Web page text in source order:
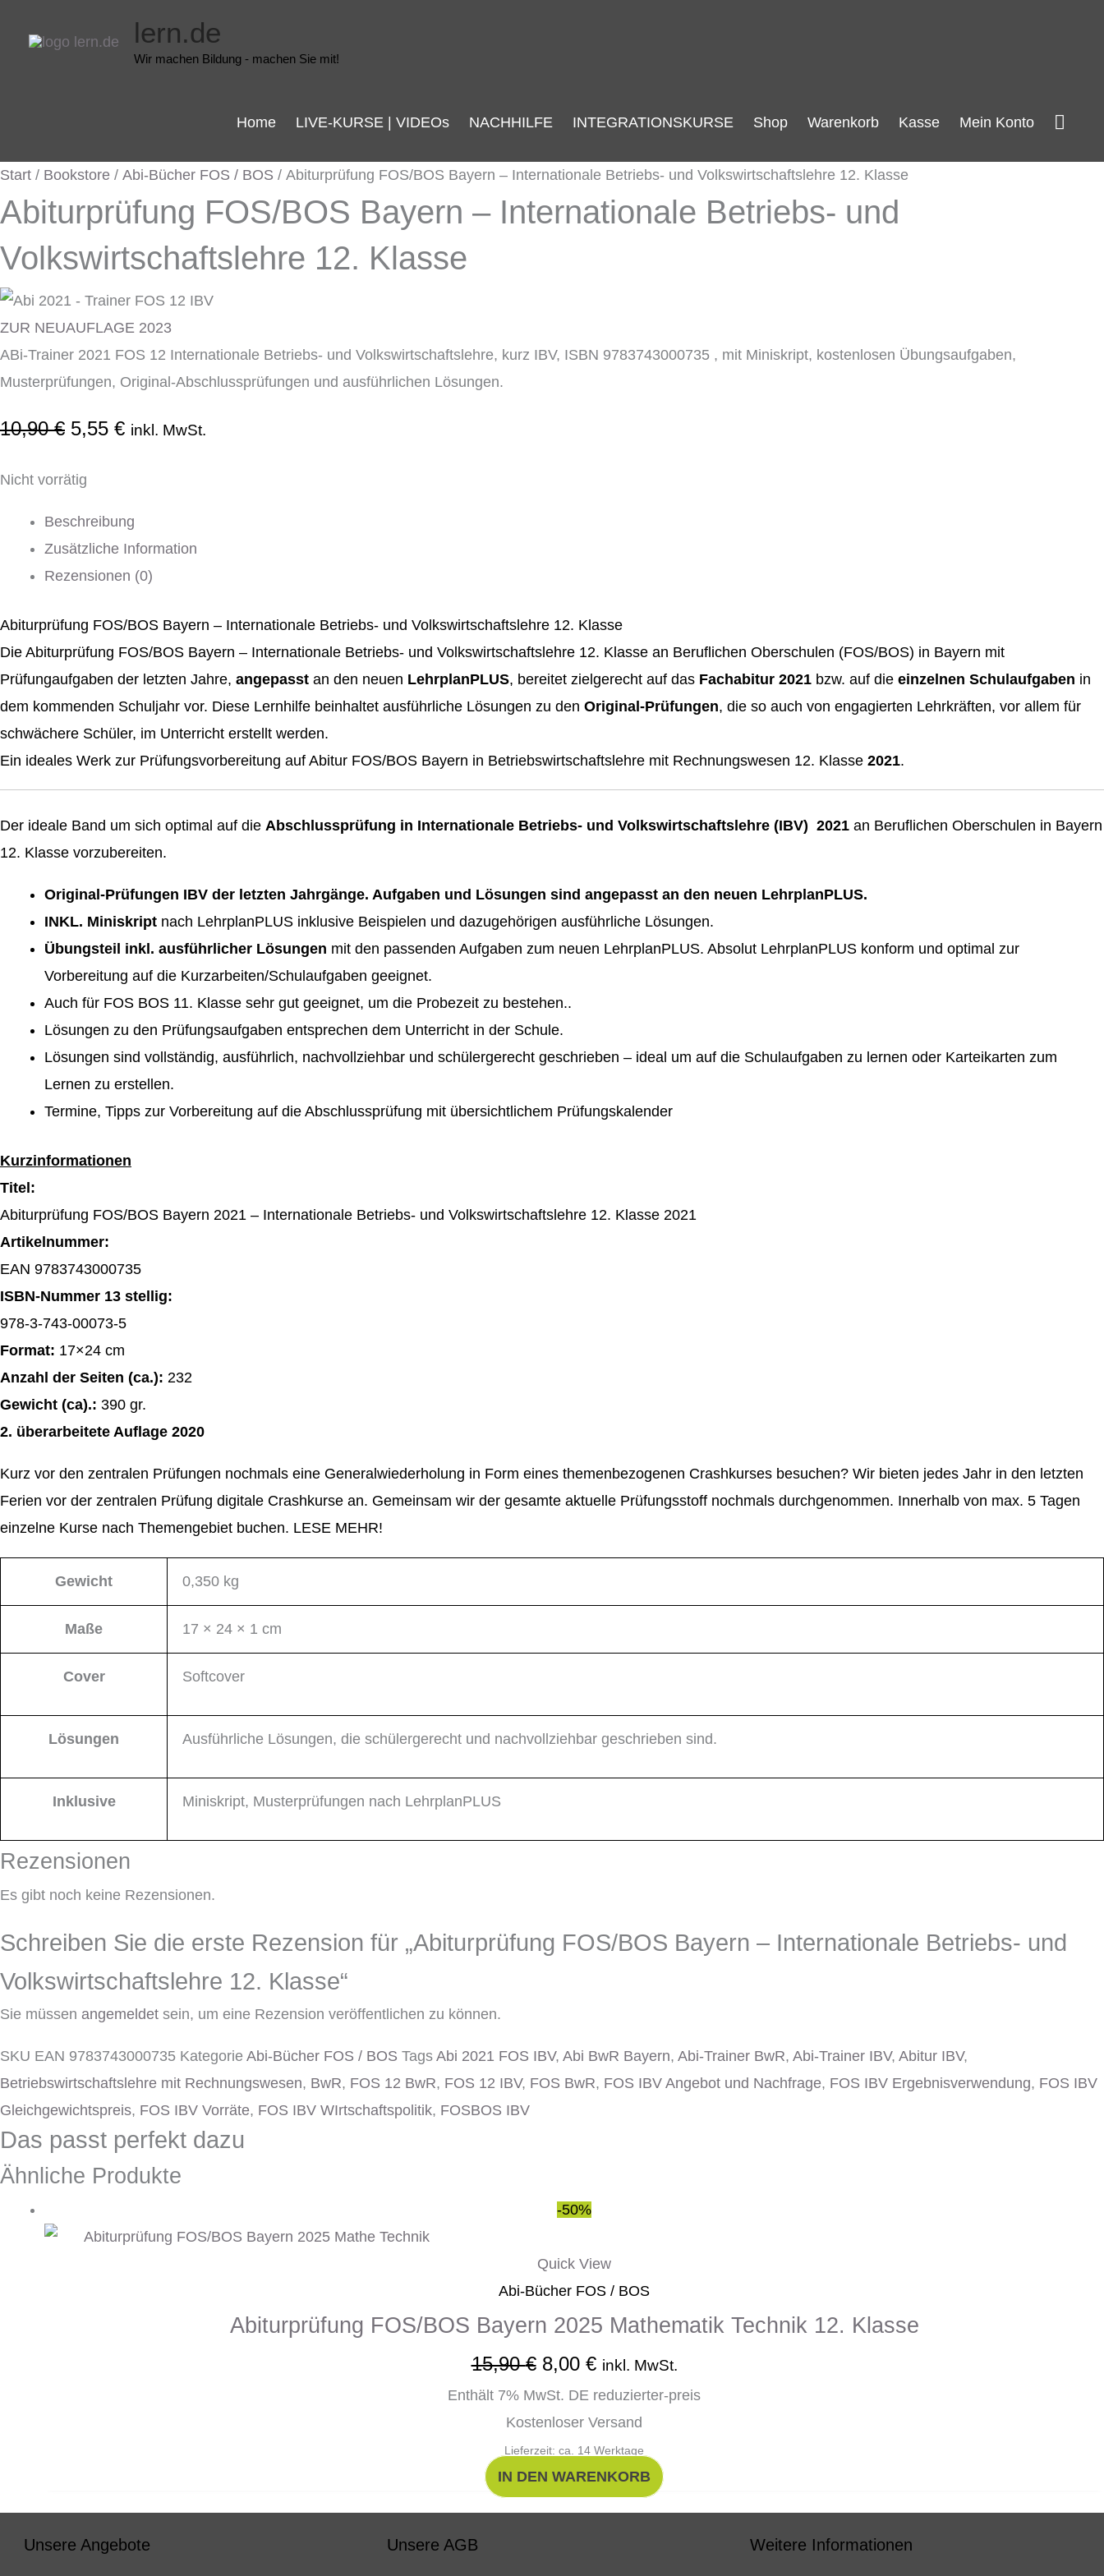
Inhalt
lern.de
Wir machen Bildung - machen Sie mit!
Home LIVE-KURSE | VIDEOs NACHHILFE INTEGRATIONSKURSE Shop Warenkorb Kasse Mein Konto
Start / Bookstore / Abi-Bücher FOS / BOS / Abiturprüfung FOS/BOS Bayern – Internationale Betriebs- und Volkswirtschaftslehre 12. Klasse
Abiturprüfung FOS/BOS Bayern – Internationale Betriebs- und
Volkswirtschaftslehre 12. Klasse
ZUR NEUAUFLAGE 2023
ABi-Trainer 2021 FOS 12 Internationale Betriebs- und Volkswirtschaftslehre, kurz IBV, ISBN 9783743000735 , mit Miniskript, kostenlosen Übungsaufgaben,
Musterprüfungen, Original-Abschlussprüfungen und ausführlichen Lösungen.
10,90€
Ursprünglicher
Preis
5,55 €
Aktueller
Preis
inkl. MwSt.
Nicht vorrätig
Beschreibung
Zusätzliche Information
Rezensionen (0)
Abiturprüfung FOS/BOS Bayern – Internationale Betriebs- und Volkswirtschaftslehre 12. Klasse
Die Abiturprüfung FOS/BOS Bayern – Internationale Betriebs- und Volkswirtschaftslehre 12. Klasse an Beruflichen Oberschulen (FOS/BOS) in Bayern mit
Prüfungaufgaben der letzten Jahre, angepasst an den neuen LehrplanPLUS, bereitet zielgerecht auf das Fachabitur 2021 bzw. auf die einzelnen Schulaufgaben in
dem kommenden Schuljahr vor. Diese Lernhilfe beinhaltet ausführliche Lösungen zu den Original-Prüfungen, die so auch von engagierten Lehrkräften, vor allem für
schwächere Schüler, im Unterricht erstellt werden.
Ein ideales Werk zur Prüfungsvorbereitung auf Abitur FOS/BOS Bayern in Betriebswirtschaftslehre mit Rechnungswesen 12. Klasse 2021.
Der ideale Band um sich optimal auf die Abschlussprüfung in Internationale Betriebs- und Volkswirtschaftslehre (IBV) 2021 an Beruflichen Oberschulen in Bayern
12. Klasse vorzubereiten.
Original-Prüfungen IBV der letzten Jahrgänge. Aufgaben und Lösungen sind angepasst an den neuen LehrplanPLUS.
INKL. Miniskript nach LehrplanPLUS inklusive Beispielen und dazugehörigen ausführliche Lösungen.
Übungsteil inkl. ausführlicher Lösungen mit den passenden Aufgaben zum neuen LehrplanPLUS. Absolut LehrplanPLUS konform und optimal zur
Vorbereitung auf die Kurzarbeiten/Schulaufgaben geeignet.
Auch für FOS BOS 11. Klasse sehr gut geeignet, um die Probezeit zu bestehen..
Lösungen zu den Prüfungsaufgaben entsprechen dem Unterricht in der Schule.
Lösungen sind vollständig, ausführlich, nachvollziehbar und schülergerecht geschrieben – ideal um auf die Schulaufgaben zu lernen oder Karteikarten zum
Lernen zu erstellen.
Termine, Tipps zur Vorbereitung auf die Abschlussprüfung mit übersichtlichem Prüfungskalender
Kurzinformationen
Titel:
Abiturprüfung FOS/BOS Bayern 2021 – Internationale Betriebs- und Volkswirtschaftslehre 12. Klasse 2021
Artikelnummer:
EAN 9783743000735
ISBN-Nummer 13 stellig:
978-3-743-00073-5
Format: 17×24 cm
Anzahl der Seiten (ca.): 232
Gewicht (ca).: 390 gr.
2. überarbeitete Auflage 2020
Kurz vor den zentralen Prüfungen nochmals eine Generalwiederholung in Form eines themenbezogenen Crashkurses besuchen? Wir bieten jedes Jahr in den letzten
Ferien vor der zentralen Prüfung digitale Crashkurse an. Gemeinsam wir der gesamte aktuelle Prüfungsstoff nochmals durchgenommen. Innerhalb von max. 5 Tagen
einzelne Kurse nach Themengebiet buchen. LESE MEHR!
Gewicht 0,350 kg
Maße 17 × 24 × 1 cm
Cover Softcover
Lösungen Ausführliche Lösungen, die schülergerecht und nachvollziehbar geschrieben sind.
Inklusive Miniskript, Musterprüfungen nach LehrplanPLUS
Rezensionen
Es gibt noch keine Rezensionen.
Schreiben Sie die erste Rezension für „Abiturprüfung FOS/BOS Bayern – Internationale Betriebs- und
Volkswirtschaftslehre 12. Klasse“
Sie müssen angemeldet sein, um eine Rezension veröffentlichen zu können.
SKU EAN 9783743000735 Kategorie Abi-Bücher FOS / BOS Tags Abi 2021 FOS IBV, Abi BwR Bayern, Abi-Trainer BwR, Abi-Trainer IBV, Abitur IBV,
Betriebswirtschaftslehre mit Rechnungswesen, BwR, FOS 12 BwR, FOS 12 IBV, FOS BwR, FOS IBV Angebot und Nachfrage, FOS IBV Ergebnisverwendung, FOS IBV
Gleichgewichtspreis, FOS IBV Vorräte, FOS IBV WIrtschaftspolitik, FOSBOS IBV
Das passt perfekt dazu
Ähnliche Produkte
-50%
Quick View
Abi-Bücher FOS / BOS
Abiturprüfung FOS/BOS Bayern 2025 Mathematik Technik 12. Klasse
15,90€
15,90 €
8,00 €
8,00 €.
inkl. MwSt.
Enthält 7% MwSt. DE reduzierter-preis
Kostenloser Versand
Lieferzeit: ca. 14 Werktage
IN DEN WARENKORB
Unsere Angebote Unsere AGB Weitere Informationen